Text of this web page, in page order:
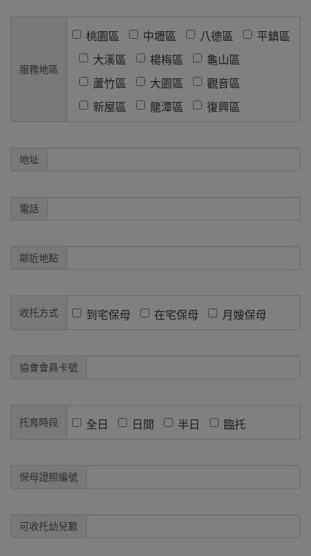
服務地區
桃園區 中壢區 八德區
平鎮區
大溪區
楊梅區
龜山區
蘆竹區
大園區
觀音區
新屋區
龍潭區 復興區
地址
電話
鄰近地點
收托方式 到宅保母 在宅保母 月嫂保母
協會會員卡號
托育時段 全日 日間 半日 臨托
保母證照編號
可收托幼兒數